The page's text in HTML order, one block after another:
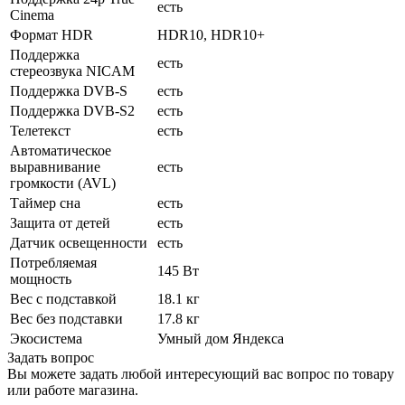
Cinema
есть
Формат HDR
HDR10, HDR10+
Поддержка
стереозвука NICAM
есть
Поддержка DVB-S
есть
Поддержка DVB-S2
есть
Телетекст
есть
Автоматическое
выравнивание
громкости (AVL)
есть
Таймер сна
есть
Защита от детей
есть
Датчик освещенности
есть
Потребляемая
мощность
145 Вт
Вес с подставкой
18.1 кг
Вес без подставки
17.8 кг
Экосистема
Умный дом Яндекса
Задать вопрос
Вы можете задать любой интересующий вас вопрос по товару
или работе магазина.